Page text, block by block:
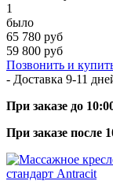
1
было
65 780 руб
59 800 руб
Позвонить и
- Доставка 9-11
При заказе до
При заказе после